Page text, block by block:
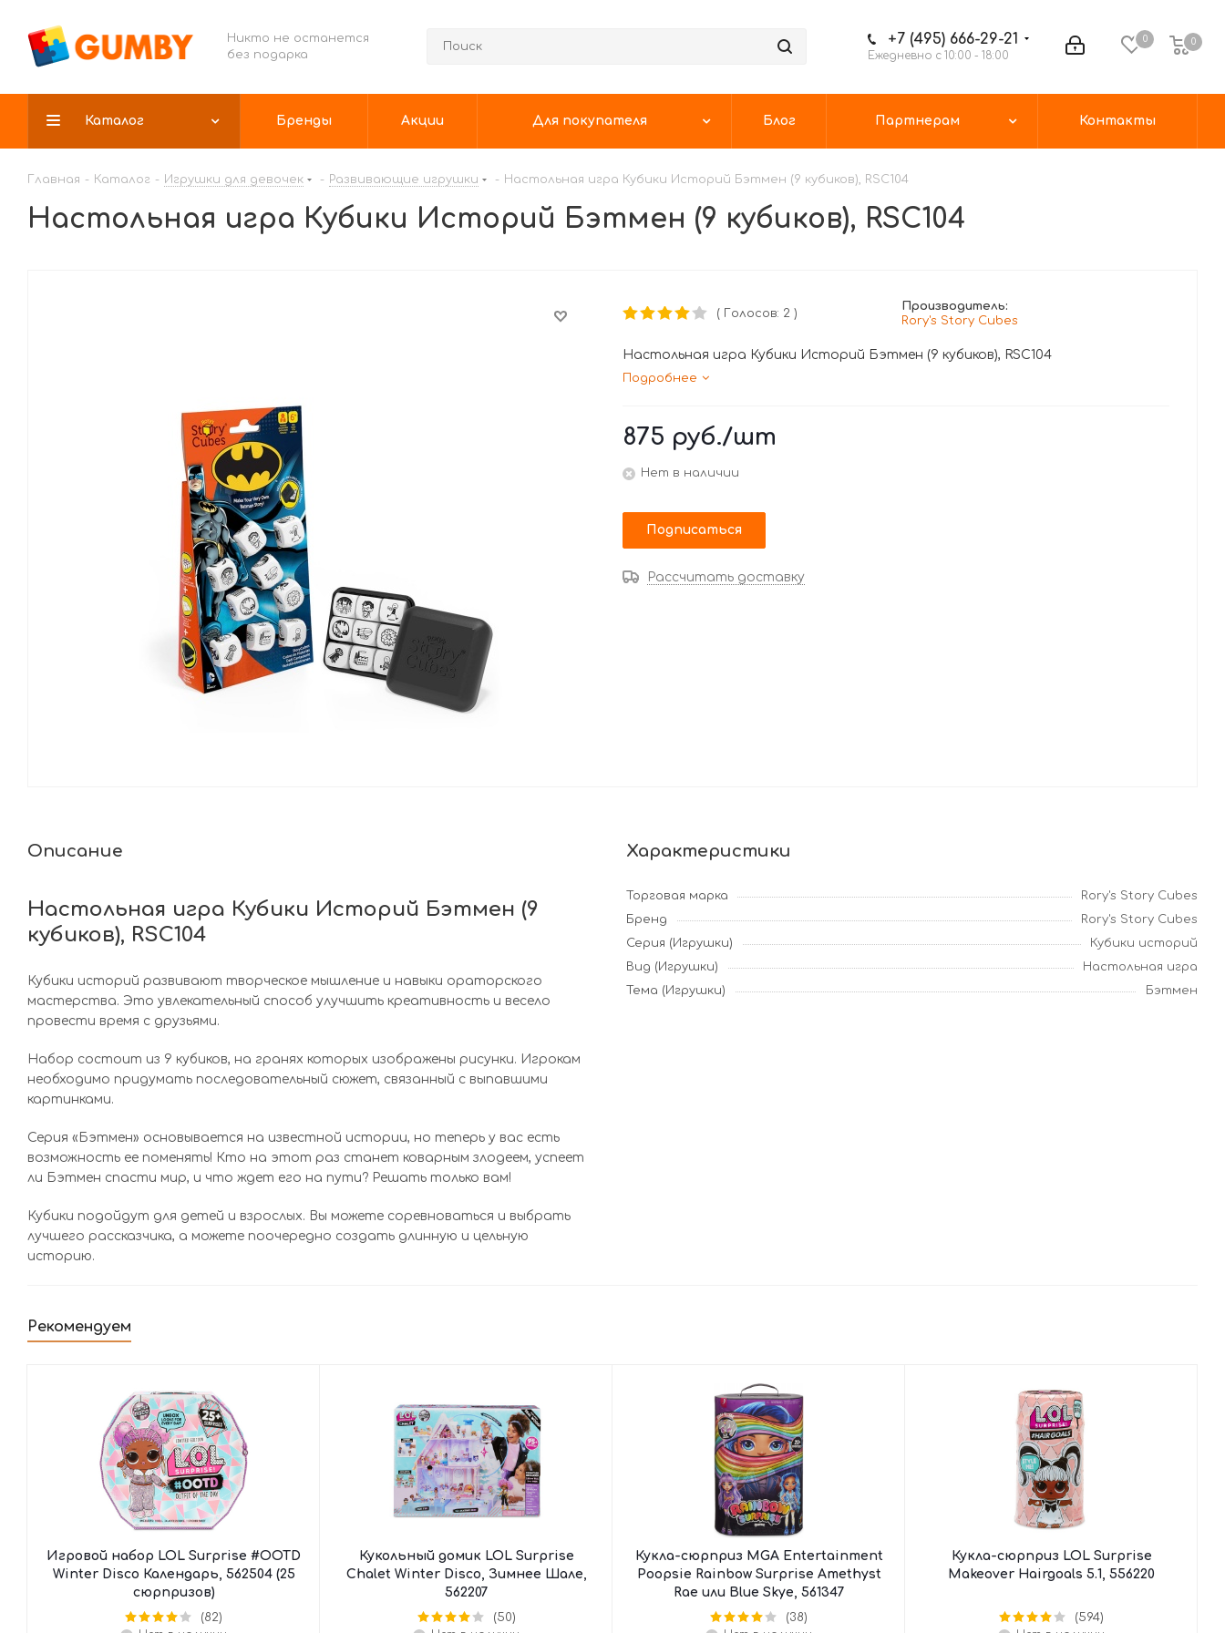
Никто не останется
без подарка
0 0
+7 (495) 666-29-21
Ежедневно с 10:00 - 18:00
Каталог Бренды Акции Для покупателя Блог Партнерам Контакты
Главная - Каталог - Игрушки для девочек - Развивающие игрушки - Настольная игра Кубики Историй Бэтмен (9 кубиков), RSC104
Настольная игра Кубики Историй Бэтмен (9 кубиков), RSC104
( Голосов: 2 )
Производитель:
Rory's Story Cubes
Настольная игра Кубики Историй Бэтмен (9 кубиков), RSC104
Подробнее
875 руб./шт
Нет в наличии
Подписаться
Рассчитать доставку
Описание
Настольная игра Кубики Историй Бэтмен (9
кубиков), RSC104
Кубики историй развивают творческое мышление и навыки ораторского
мастерства. Это увлекательный способ улучшить креативность и весело
провести время с друзьями.
Набор состоит из 9 кубиков, на гранях которых изображены рисунки. Игрокам
необходимо придумать последовательный сюжет, связанный с выпавшими
картинками.
Серия «Бэтмен» основывается на известной истории, но теперь у вас есть
возможность ее поменять! Кто на этот раз станет коварным злодеем, успеет
ли Бэтмен спасти мир, и что ждет его на пути? Решать только вам!
Кубики подойдут для детей и взрослых. Вы можете соревноваться и выбрать
лучшего рассказчика, а можете поочередно создать длинную и цельную
историю.
Характеристики
Торговая марка
Rory's Story Cubes
Бренд
Rory's Story Cubes
Серия (Игрушки)
Кубики историй
Вид (Игрушки)
Настольная игра
Тема (Игрушки)
Бэтмен
Рекомендуем
Игровой набор LOL Surprise #OOTD
Winter Disco Календарь, 562504 (25
сюрпризов)
(82)
Кукольный домик LOL Surprise
Chalet Winter Disco, Зимнее Шале,
562207
(50)
Кукла-сюрприз MGA Entertainment
Poopsie Rainbow Surprise Amethyst
Rae или Blue Skye, 561347
(38)
Кукла-сюрприз LOL Surprise
Makeover Hairgoals 5.1, 556220
(594)